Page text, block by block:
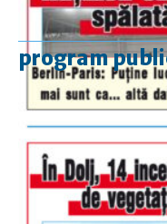
program
luni-